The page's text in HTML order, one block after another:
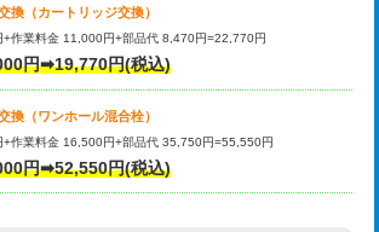
ビ管（VP・HI）使
)
イニング鋼管・銅
管使用/3ｍまで)
44,000円
防水処理・清掃・修
加工など（重作業）
33,000円
換（カートリッジ交換）
作業料金 11,000円+部品代 8,470円=22,770円
円➡19,770円(税込)
換（ワンホール混合栓）
+作業料金 16,500円+部品代 35,750円=55,550円
円➡52,550円(税込)